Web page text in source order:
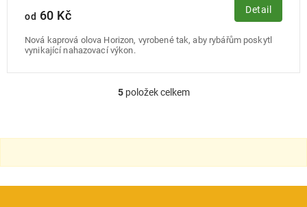
od 60 Kč Detail
Nová kaprová olova Horizon, vyrobené tak, aby rybářům poskytl
vynikající nahazovací výkon.
O
á
a
í
5položek celkem